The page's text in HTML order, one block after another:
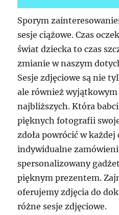
Sporym
sesje ciążowe. Czas
świat dziecka to czas
zmianie w naszym
Sesje zdjęciowe są nie
ale również
najbliższych. Która
pięknych fotografii
zdoła powrócić w każdej
indywidualne
spersonalizowany
pięknym prezentem.
oferujemy zdjęcia do
różne sesje zdjęciowe.